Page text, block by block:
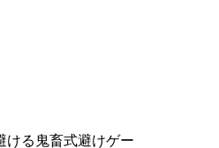
ける鬼畜式避けゲー